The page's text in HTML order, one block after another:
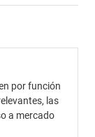
por función
las
a mercado